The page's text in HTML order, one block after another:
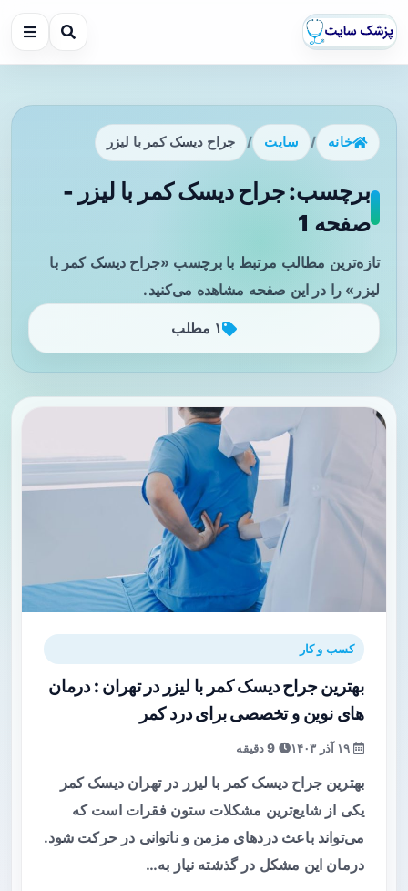
خانه / سایت / جراح دیسک کمر با لیزر
برچسب: جراح دیسک کمر با لیزر -
صفحه 1
تازه‌ترین مطالب مرتبط با برچسب «جراح دیسک کمر با
لیزر» را در این صفحه مشاهده می‌کنید.
۱ مطلب
کسب و کار
بهترین جراح دیسک کمر با لیزر در تهران : درمان
های نوین و تخصصی برای درد کمر
بهترین جراح دیسک کمر با لیزر در تهران دیسک کمر
یکی از شایع‌ترین مشکلات ستون فقرات است که
می‌تواند باعث دردهای مزمن و ناتوانی در حرکت شود.
درمان این مشکل در گذشته نیاز به…